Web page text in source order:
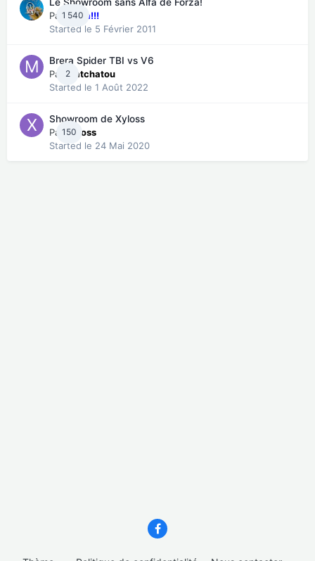
1 540
Par Forza!!!
Started le 5 Février 2011
2
Brera Spider TBI vs V6
Par Matchatou
Started le 1 Août 2022
150
Showroom de Xyloss
ParXyloss
Started le 24 Mai 2020